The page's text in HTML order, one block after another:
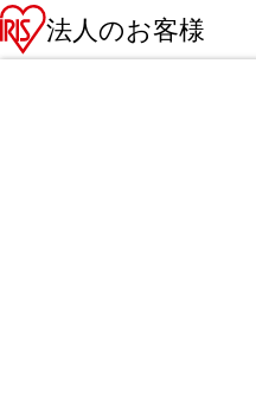
法人のお客様